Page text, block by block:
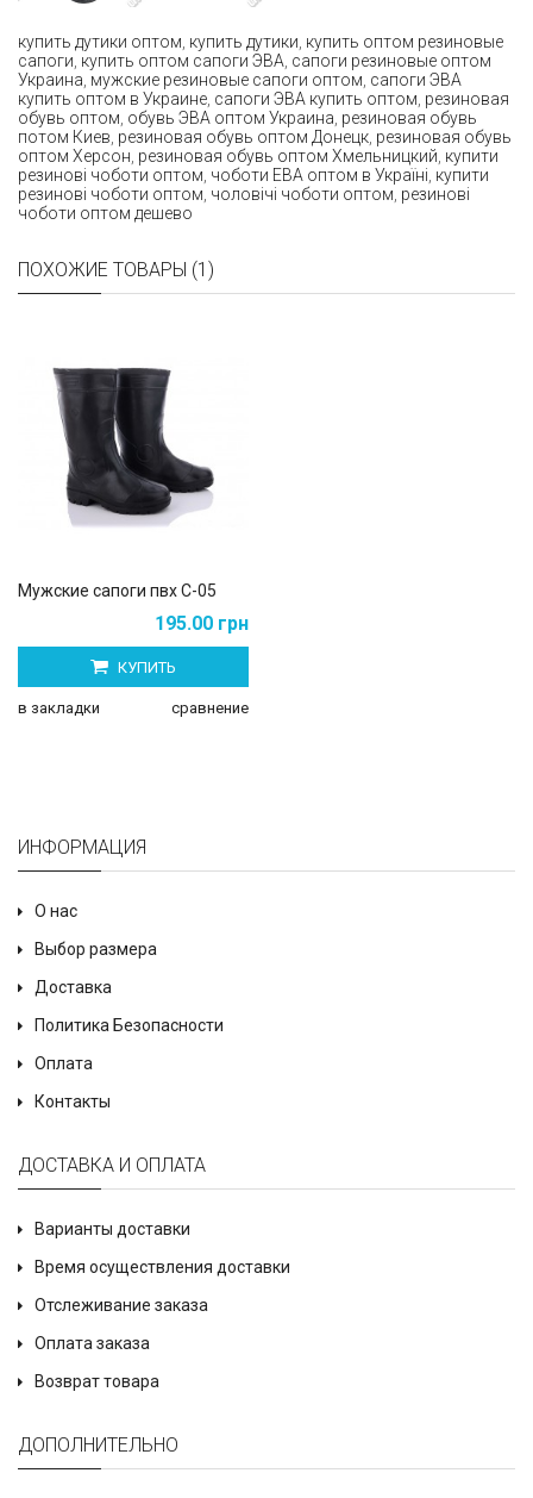
купить дутики оптом купить дутики купить оптом резиновые
сапоги купить оптом сапоги ЭВА сапоги резиновые оптом
Украина мужские резиновые сапоги оптом сапоги ЭВА
купить оптом в Украине сапоги ЭВА купить оптом резиновая
обувь оптом обувь ЭВА оптом Украина резиновая обувь
потом Киев резиновая обувь оптом Донецк резиновая обувь
оптом Херсон резиновая обувь оптом Хмельницкий купити
резинові чоботи оптом чоботи ЕВА оптом в Україні купити
резинові чоботи оптом чоловічі чоботи оптом резинові
чоботи оптом дешево
ПОХОЖИЕ ТОВАРЫ (1)
Мужские сапоги пвх С-05
195.00 грн
КУПИТЬ
в закладки сравнение
ИНФОРМАЦИЯ
О нас
Выбор размера
Доставка
Политика Безопасности
Оплата
Контакты
ДОСТАВКА И ОПЛАТА
Варианты доставки
Время осуществления доставки
Отслеживание заказа
Оплата заказа
Возврат товара
ДОПОЛНИТЕЛЬНО